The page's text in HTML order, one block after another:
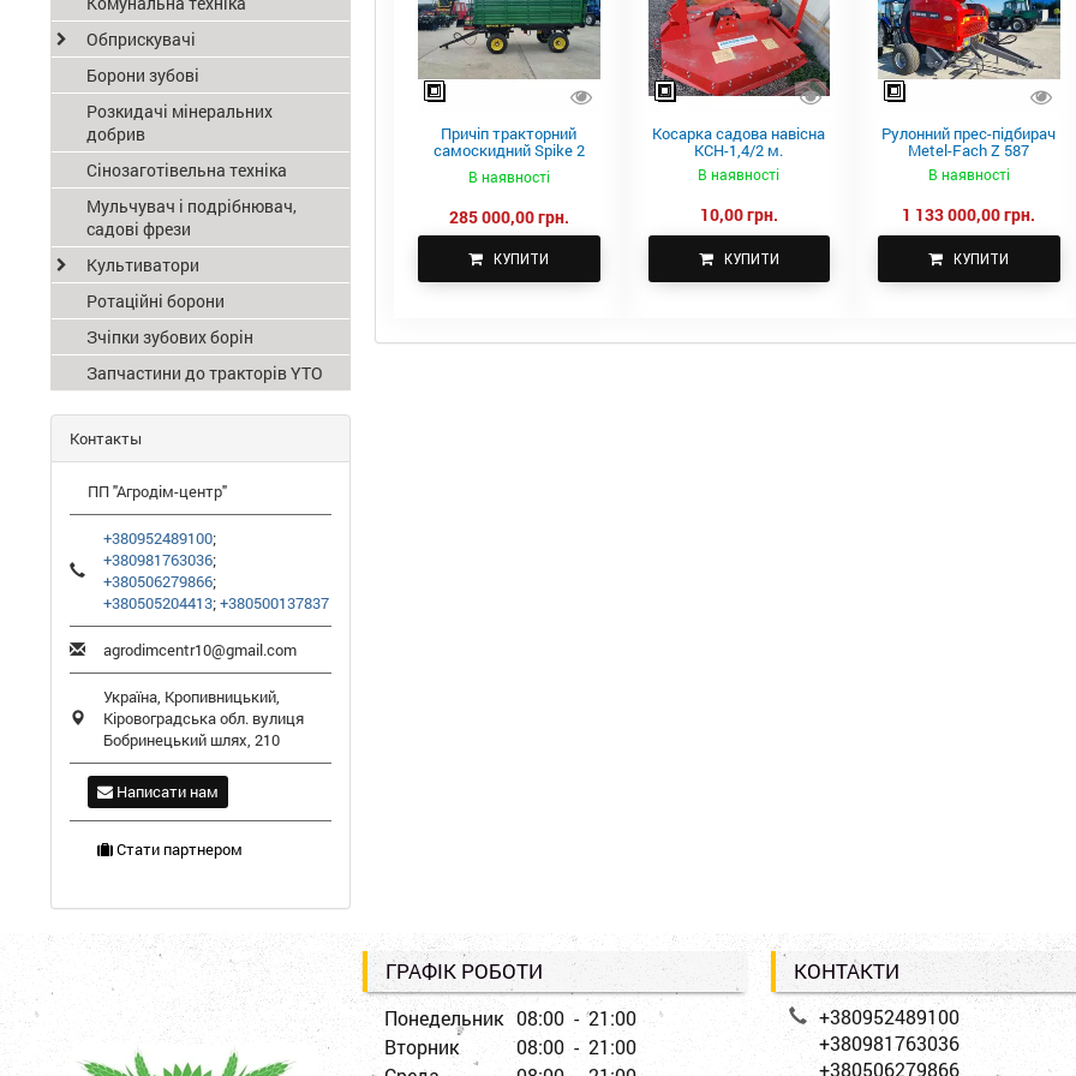
Причіп тракторний
самоскидний Spike 2
В наявності
285 000,00 грн.
КУПИТИ
Косарка садова навісна
КСН-1,4/2 м.
В наявності
10,00 грн.
КУПИТИ
Рулонний прес-підбирач
Metel-Fach Z 587
В наявності
1 133 000,00 грн.
КУПИТИ
Обприскувачі
Борони зубові
Розкидачі мінеральних
добрив
Сінозаготівельна техніка
Мульчувач і подрібнювач,
садові фрези
Культиватори
Ротаційні борони
Зчіпки зубових борін
Запчастини до тракторів YTO
Контакты
ПП "Агродім-центр"
+380952489100;
+380981763036;
+380506279866;
+380505204413;+380500137837
agrodimcentr10@gmail.com
Україна, Кропивницький,
Кіровоградська обл. вулиця
Бобринецький шлях, 210
Написати нам
Стати партнером
ГРАФІК РОБОТИ
Понедельник 08:00 - 21:00
Вторник
08:00 - 21:00
КОНТАКТИ
+380952489100
+380981763036
+380506279866